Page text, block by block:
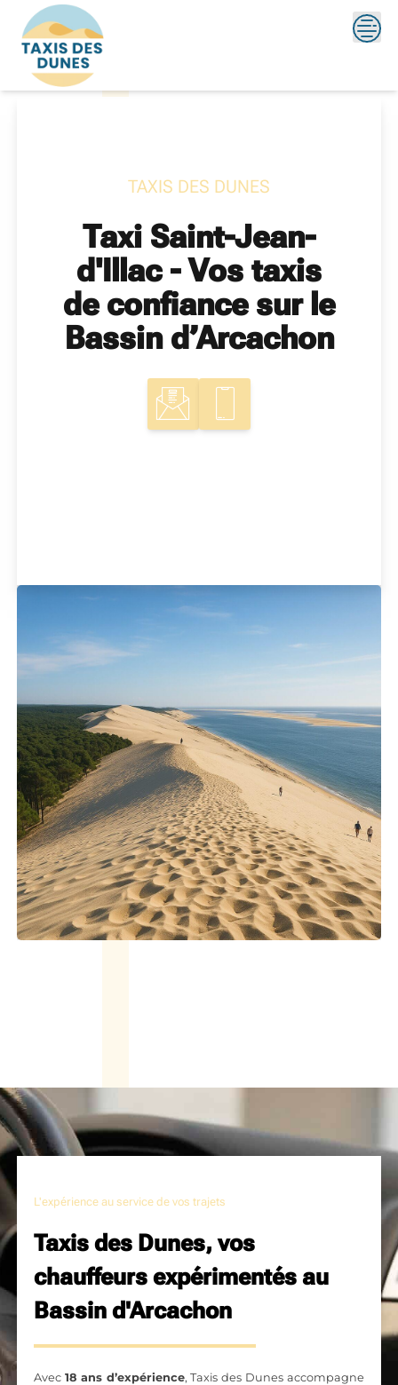
content
TAXIS DES DUNES
Taxi Saint-Jean-
d'Illac - Vos taxis
de confiance sur le
Bassin d’Arcachon
L'expérience au service de vos trajets
Taxis des Dunes, vos
chauffeurs expérimentés au
Bassin d'Arcachon
Avec18 ans d’expérience, Taxis des Dunes accompagne